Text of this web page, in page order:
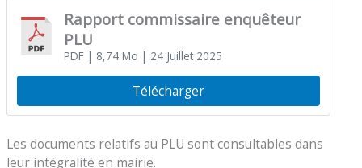
Rapport commissaire enquêteur
PLU
PDF| 8,74 Mo | 24 Juillet 2025
Télécharger
Les documents relatifs au PLU sont consultables dans
leur intégralité en mairie.